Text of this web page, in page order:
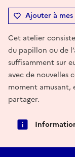
Ajouter à
Cet atelier
du papillon ou de
suffisamment sur
avec de nouvelles
moment amusant,
partager.